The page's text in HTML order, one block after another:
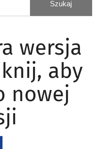
wersja
aby
nowej